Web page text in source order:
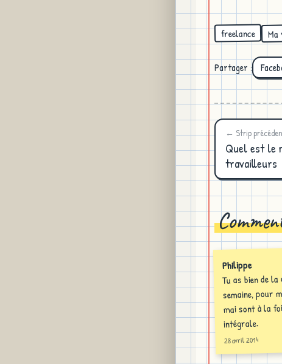
freelance Ma
Partager :
← Strip
Quel est le
travailleurs
Philippe
Tu as bien de
semaine, pour
mai sont à la
intégrale.
28 avril 2014